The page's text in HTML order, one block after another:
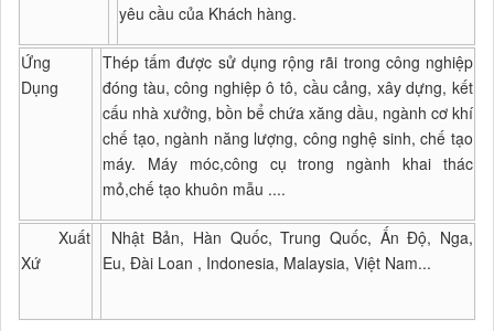
yêu cầu của Khách hàng.
Ứng
Dụng
Thép tấm được sử dụng rộng rãi trong công nghiệp
đóng tàu, công nghiệp ô tô, cầu cảng, xây dựng, kết
cấu nhà xưởng, bồn bể chứa xăng dầu, ngành cơ khí
chế tạo, ngành năng lượng, công nghệ sinh, chế tạo
máy. Máy móc,công cụ trong ngành khai thác
mỏ,chế tạo khuôn mẫu ....
Xuất
Xứ
Nhật Bản, Hàn Quốc, Trung Quốc, Ấn Độ, Nga,
Eu, Đài Loan , Indonesia, Malaysia, Việt Nam...